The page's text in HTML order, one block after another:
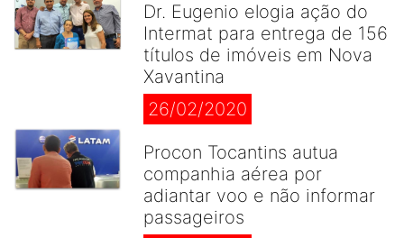
Dr. Eugenio elogia ação do
Intermat para entrega de 156
títulos de imóveis em Nova
Xavantina
26/02/2020
Procon Tocantins autua
companhia aérea por
adiantar voo e não informar
passageiros